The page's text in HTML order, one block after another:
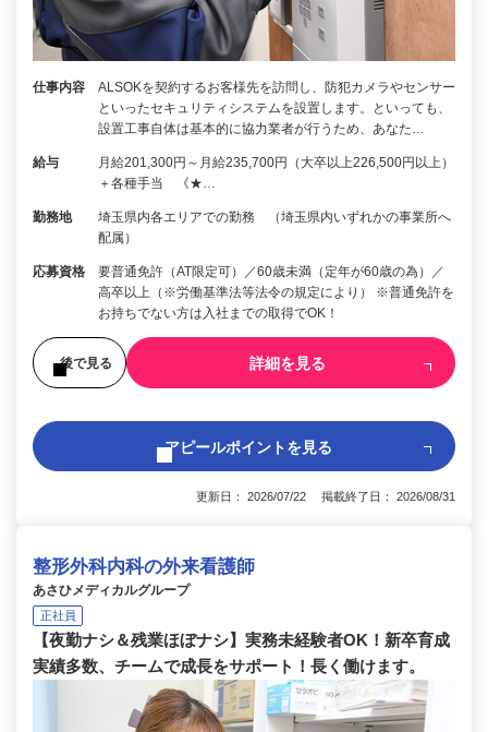
仕事内容
ALSOKを契約するお客様先を訪問し、防犯カメラやセンサー
といったセキュリティシステムを設置します。といっても、
設置工事自体は基本的に協力業者が行うため、あなた…
給与
月給201,300円～月給235,700円（大卒以上226,500円以上）
＋各種手当 《★…
勤務地
埼玉県内各エリアでの勤務 （埼玉県内いずれかの事業所へ
配属）
応募資格
要普通免許（AT限定可）／60歳未満（定年が60歳の為）／
高卒以上（※労働基準法等法令の規定により） ※普通免許を
お持ちでない方は入社までの取得でOK！
後で見る 詳細を見る
アピールポイントを見る
更新日： 2026/07/22 掲載終了日： 2026/08/31
整形外科内科の外来看護師
あさひメディカルグループ
正社員
【夜勤ナシ＆残業ほぼナシ】実務未経験者OK！新卒育成
実績多数、チームで成長をサポート！長く働けます。